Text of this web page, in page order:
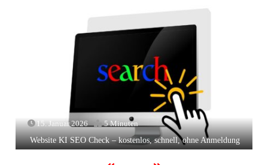
15. Januar 2026
5 Minuten
Website KI SEO Check – kostenlos, schnell, ohne Anmeldung